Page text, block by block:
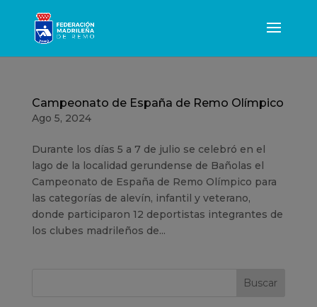
Campeonato de España de Remo Olímpico
Ago 5, 2024
Durante los días 5 a 7 de julio se celebró en el
lago de la localidad gerundense de Bañolas el
Campeonato de España de Remo Olímpico para
las categorías de alevín, infantil y veterano,
donde participaron 12 deportistas integrantes de
los clubes madrileños de...